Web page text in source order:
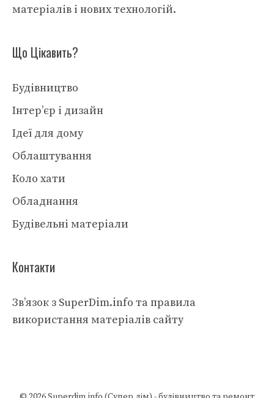
матеріалів і нових технологій.
Що Цікавить?
Будівництво
Інтер’єр і дизайн
Ідеї для дому
Облаштування
Коло хати
Обладнання
Будівельні матеріали
Контакти
Зв’язок з SuperDim.info та правила
використання матеріалів сайту